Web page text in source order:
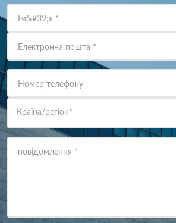
Ім&#39;я *
Електронна пошта *
Номер телефону
Країна/регіон*
повідомлення *